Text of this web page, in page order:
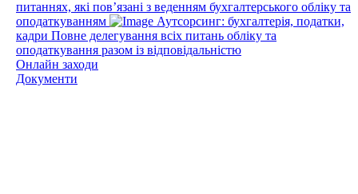
питаннях, які пов’язані з веденням бухгалтерського обліку та
оподаткуванням
Аутсорсинг: бухгалтерія, податки,
кадри Повне делегування всіх питань обліку та
оподаткування разом із відповідальністю
Онлайн заходи
Документи